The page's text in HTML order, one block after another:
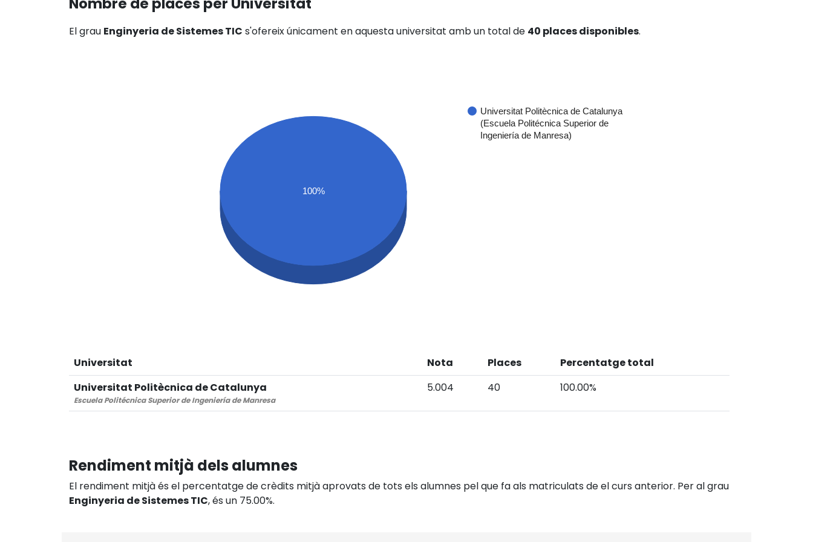
El grau Enginyeria de Sistemes TIC s'ofereix únicament en aquesta universitat amb un total de 40 places disponibles.
Universitat Politècnica de Catalunya
(Escuela Politécnica Superior de
Ingeniería de Manresa)
100%
Universitat Nota Places
Percentatge total
Universitat Politècnica de Catalunya
Escuela Politécnica Superior de Ingeniería de Manresa
5.004 40 100.00%
Rendiment mitjà dels alumnes
El rendiment mitjà és el percentatge de crèdits mitjà aprovats de tots els alumnes pel que fa als matriculats de el curs anterior. Per al grau
Enginyeria de Sistemes TIC, és un 75.00%.